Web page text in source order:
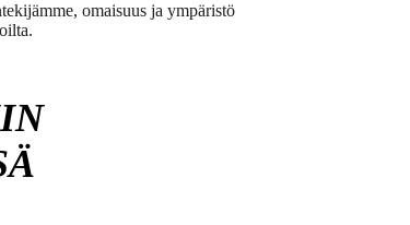
omaisuus ja ympäristö